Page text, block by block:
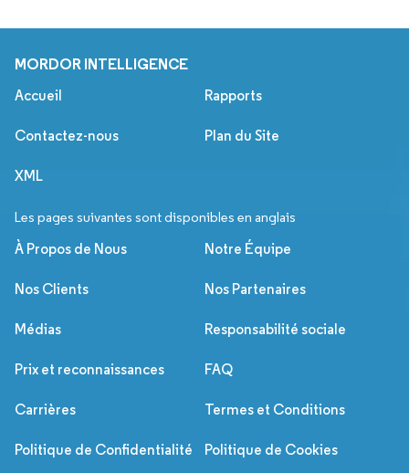
MORDOR INTELLIGENCE
Accueil Rapports
Contactez-nous Plan du Site
XML
Les pages suivantes sont disponibles en anglais
À Propos de Nous Notre Équipe
Nos Clients Nos Partenaires
Médias Responsabilité sociale
Prix et reconnaissances FAQ
Carrières Termes et Conditions
Politique de Confidentialité Politique de Cookies